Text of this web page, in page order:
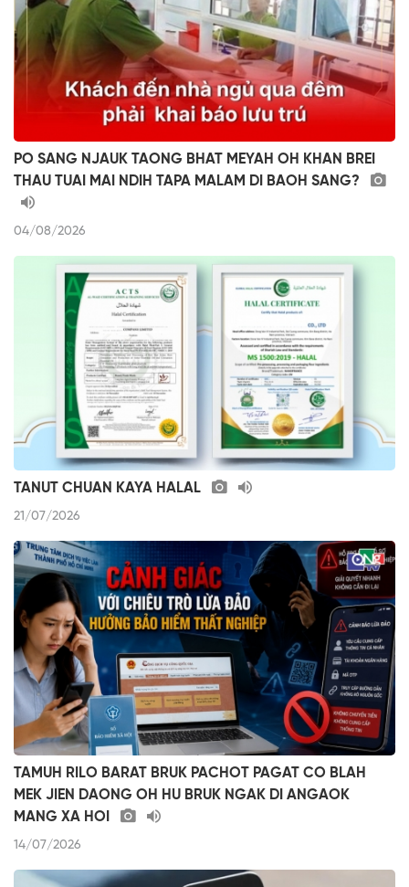
PO SANG NJAUK TAONG BHAT MEYAH OH KHAN BREI
THAU TUAI MAI NDIH TAPA MALAM DI BAOH SANG?
04/08/2026
TANUT CHUAN KAYA HALAL
21/07/2026
TAMUH RILO BARAT BRUK PACHOT PAGAT CO BLAH
MEK JIEN DAONG OH HU BRUK NGAK DI ANGAOK
MANG XA HOI
14/07/2026